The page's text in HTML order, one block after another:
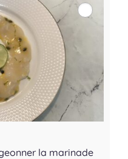
la marinade